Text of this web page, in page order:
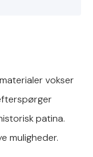
vokser
patina.
muligheder.